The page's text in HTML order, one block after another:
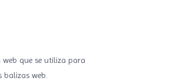
que se utiliza para
balizas web.